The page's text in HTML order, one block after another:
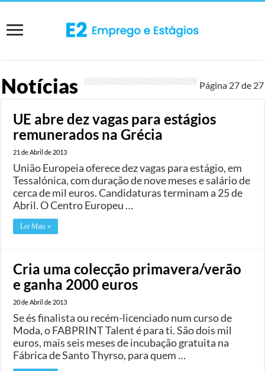
Notícias Página 27 de 27
UE abre dez vagas para estágios
remunerados na Grécia
21 de Abril de 2013
União Europeia oferece dez vagas para estágio, em
Tessalónica, com duração de nove meses e salário de
cerca de mil euros. Candidaturas terminam a 25 de
Abril. O Centro Europeu …
Ler Mais »
Cria uma colecção primavera/verão
e ganha 2000 euros
20 de Abril de 2013
Se és finalista ou recém-licenciado num curso de
Moda, o FABPRINT Talent é para ti. São dois mil
euros, mais seis meses de incubação gratuita na
Fábrica de Santo Thyrso, para quem …